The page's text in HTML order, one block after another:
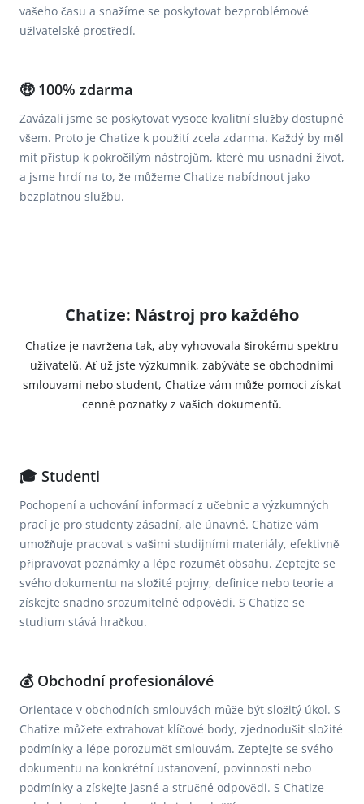
vašeho času a snažíme se poskytovat bezproblémové
uživatelské prostředí.
🤑 100% zdarma
Zavázali jsme se poskytovat vysoce kvalitní služby dostupné
všem. Proto je Chatize k použití zcela zdarma. Každý by měl
mít přístup k pokročilým nástrojům, které mu usnadní život,
a jsme hrdí na to, že můžeme Chatize nabídnout jako
bezplatnou službu.
Chatize: Nástroj pro každého
Chatize je navržena tak, aby vyhovovala širokému spektru
uživatelů. Ať už jste výzkumník, zabýváte se obchodními
smlouvami nebo student, Chatize vám může pomoci získat
cenné poznatky z vašich dokumentů.
🎓 Studenti
Pochopení a uchování informací z učebnic a výzkumných
prací je pro studenty zásadní, ale únavné. Chatize vám
umožňuje pracovat s vašimi studijními materiály, efektivně
připravovat poznámky a lépe rozumět obsahu. Zeptejte se
svého dokumentu na složité pojmy, definice nebo teorie a
získejte snadno srozumitelné odpovědi. S Chatize se
studium stává hračkou.
💰 Obchodní profesionálové
Orientace v obchodních smlouvách může být složitý úkol. S
Chatize můžete extrahovat klíčové body, zjednodušit složité
podmínky a lépe porozumět smlouvám. Zeptejte se svého
dokumentu na konkrétní ustanovení, povinnosti nebo
podmínky a získejte jasné a stručné odpovědi. S Chatize